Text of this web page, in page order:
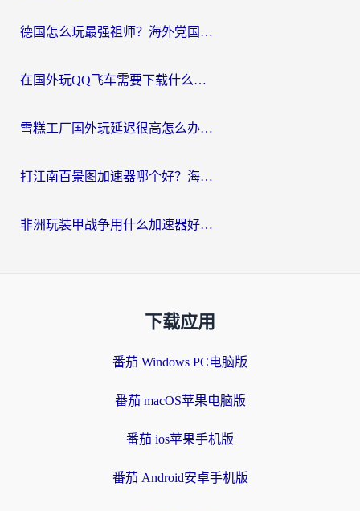
德国怎么玩最强祖师？海外党国服游戏加速器选择全攻略（附宝可梦Online实测）
在国外玩QQ飞车需要下载什么加速器呢？海外党亲测有效的国服游戏加速指南
雪糕工厂国外玩延迟很高怎么办？海外玩家国服游戏加速终极攻略（附实测推荐）
打江南百景图加速器哪个好？海外党踩坑N次后，终于找到不卡的秘诀
非洲玩装甲战争用什么加速器好？海外党亲测有效的国服游戏加速方案
下载应用
番茄 Windows PC电脑版
番茄 macOS苹果电脑版
番茄 ios苹果手机版
番茄 Android安卓手机版